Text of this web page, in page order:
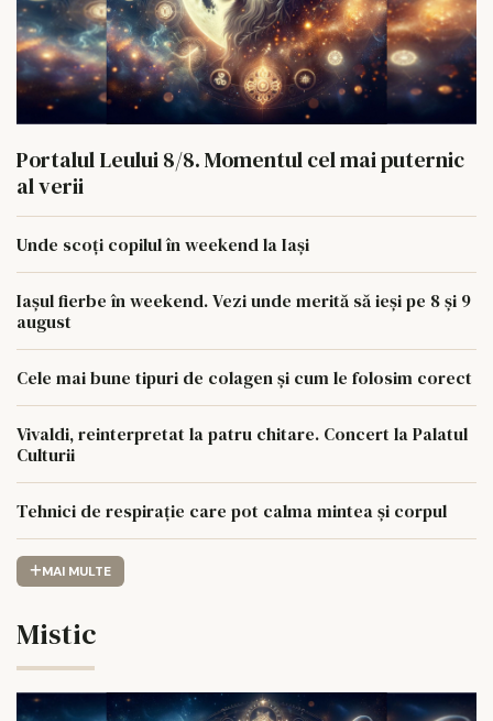
Portalul Leului 8/8. Momentul cel mai puternic
al verii
Unde scoți copilul în weekend la Iași
Iașul fierbe în weekend. Vezi unde merită să ieși pe 8 și 9
august
Cele mai bune tipuri de colagen și cum le folosim corect
Vivaldi, reinterpretat la patru chitare. Concert la Palatul
Culturii
Tehnici de respirație care pot calma mintea și corpul
MAI MULTE
Mistic